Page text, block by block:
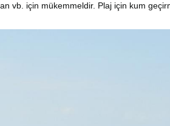
vb. için mükemmeldir. Plaj için kum